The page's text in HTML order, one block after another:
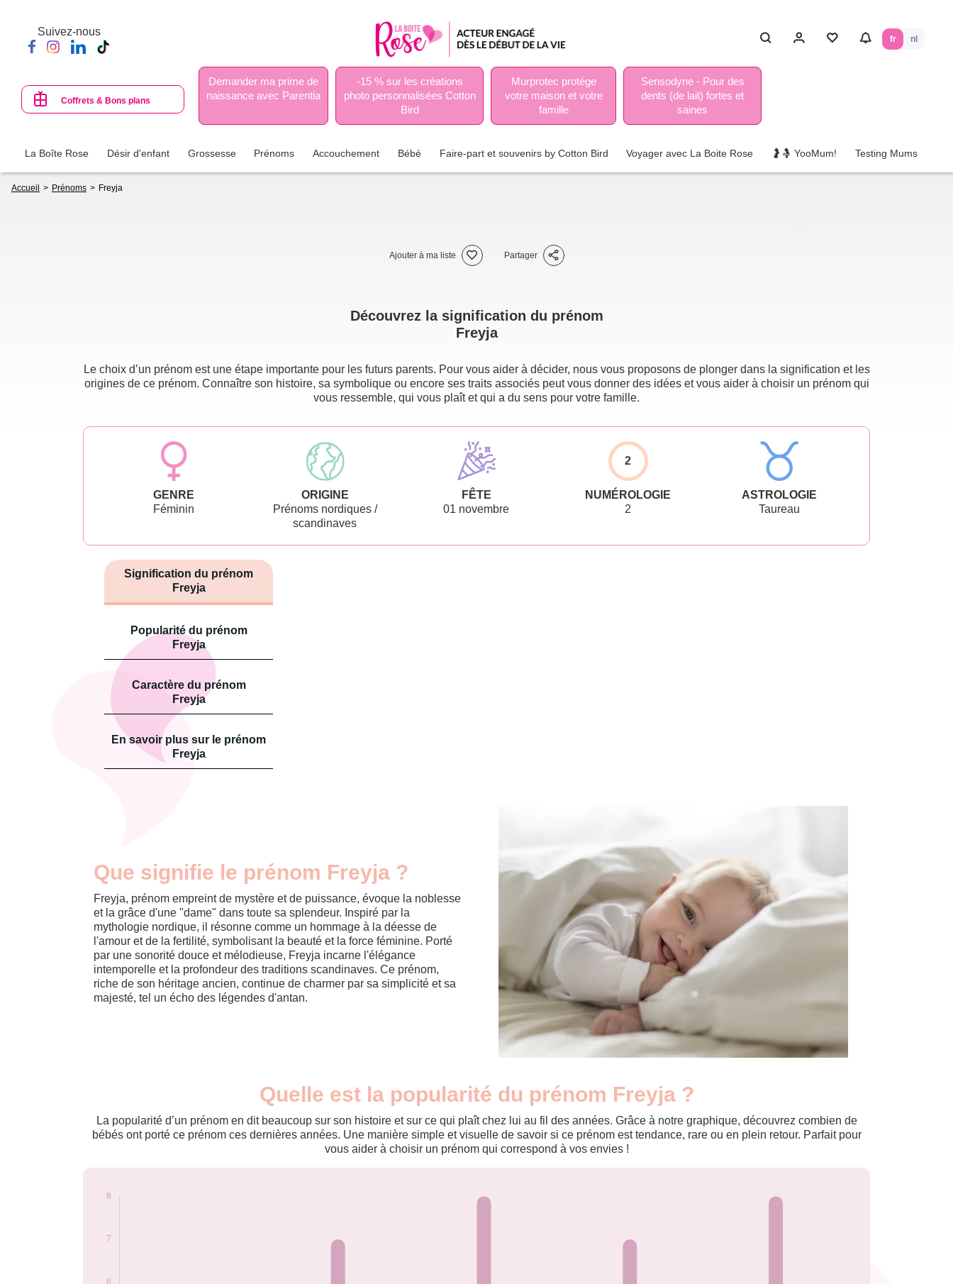
contenu
principal
Suivez-nous
fr nl
Coffrets & Bons plans
Demander ma prime de
naissance avec Parentia
-15 % sur les créations
photo personnalisées Cotton
Bird
Murprotec protège
votre maison et votre
famille
Sensodyne - Pour des
dents (de lait) fortes et
saines
La Boîte Rose Désir d'enfant Grossesse Prénoms Accouchement Bébé Faire-part et souvenirs by Cotton Bird Voyager avec La Boite Rose 🤰🤱 YooMum! Testing Mums
d'Ariane
Accueil Prénoms Freyja
Ajouter à ma liste Partager
Découvrez la signification du prénom
Freyja
Le choix d’un prénom est une étape importante pour les futurs parents. Pour vous aider à décider, nous vous proposons de plonger dans la signification et les
origines de ce prénom. Connaître son histoire, sa symbolique ou encore ses traits associés peut vous donner des idées et vous aider à choisir un prénom qui
vous ressemble, qui vous plaît et qui a du sens pour votre famille.
GENRE
Féminin
ORIGINE
Prénoms nordiques /
scandinaves
FÊTE
01 novembre
2
NUMÉROLOGIE
2
ASTROLOGIE
Taureau
Signification du prénom
Freyja
Popularité du prénom
Freyja
Caractère du prénom
Freyja
En savoir plus sur le prénom
Freyja
Que signifie le prénom Freyja ?
Freyja, prénom empreint de mystère et de puissance, évoque la noblesse
et la grâce d'une "dame" dans toute sa splendeur. Inspiré par la
mythologie nordique, il résonne comme un hommage à la déesse de
l'amour et de la fertilité, symbolisant la beauté et la force féminine. Porté
par une sonorité douce et mélodieuse, Freyja incarne l'élégance
intemporelle et la profondeur des traditions scandinaves. Ce prénom,
riche de son héritage ancien, continue de charmer par sa simplicité et sa
majesté, tel un écho des légendes d'antan.
Quelle est la popularité du prénom Freyja ?
La popularité d’un prénom en dit beaucoup sur son histoire et sur ce qui plaît chez lui au fil des années. Grâce à notre graphique, découvrez combien de
bébés ont porté ce prénom ces dernières années. Une manière simple et visuelle de savoir si ce prénom est tendance, rare ou en plein retour. Parfait pour
vous aider à choisir un prénom qui correspond à vos envies !
2018
5
2021
7